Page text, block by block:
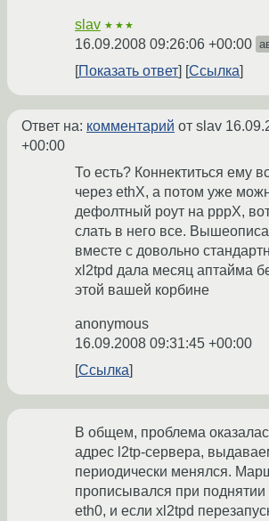
slav ★★★
16.09.2008 09:26:06 +00:00
Показать ответ Ссылка
Ответ на: комментарий от slav
+00:00
То есть? Коннектиться ему
через ethX, а потом уже
дефолтный роут на pppX,
слать в него все.
вместе с довольно
xl2tpd дала месяц аптайма
этой вашей корбине
anonymous
16.09.2008 09:31:45 +00:00
Ссылка
В общем, проблема
адрес l2tp-сервера,
периодически менялся.
прописывался при
eth0, и если xl2tpd